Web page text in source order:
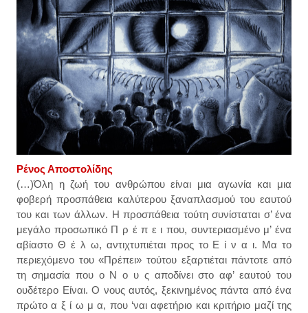
Ρένος Αποστολίδης
(…)Όλη η ζωή του ανθρώπου είναι μια αγωνία και μια
φοβερή προσπάθεια καλύτερου ξαναπλασμού του εαυτού
του και των άλλων. Η προσπάθεια τούτη συνίσταται σ’ ένα
μεγάλο προσωπικό Π ρ έ π ε ι που, συντεριασμένο μ’ ένα
αβίαστο Θ έ λ ω, αντιχτυπιέται προς το Ε ί ν α ι. Μα το
περιεχόμενο του «Πρέπει» τούτου εξαρτιέται πάντοτε από
τη σημασία που ο Ν ο υ ς αποδίνει στο αφ’ εαυτού του
ουδέτερο Είναι. Ο νους αυτός, ξεκινημένος πάντα από ένα
πρώτο α ξ ί ω μ α, που ‘ναι αφετήριο και κριτήριο μαζί της